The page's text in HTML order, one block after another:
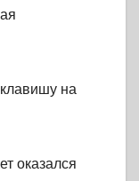
на
оказался